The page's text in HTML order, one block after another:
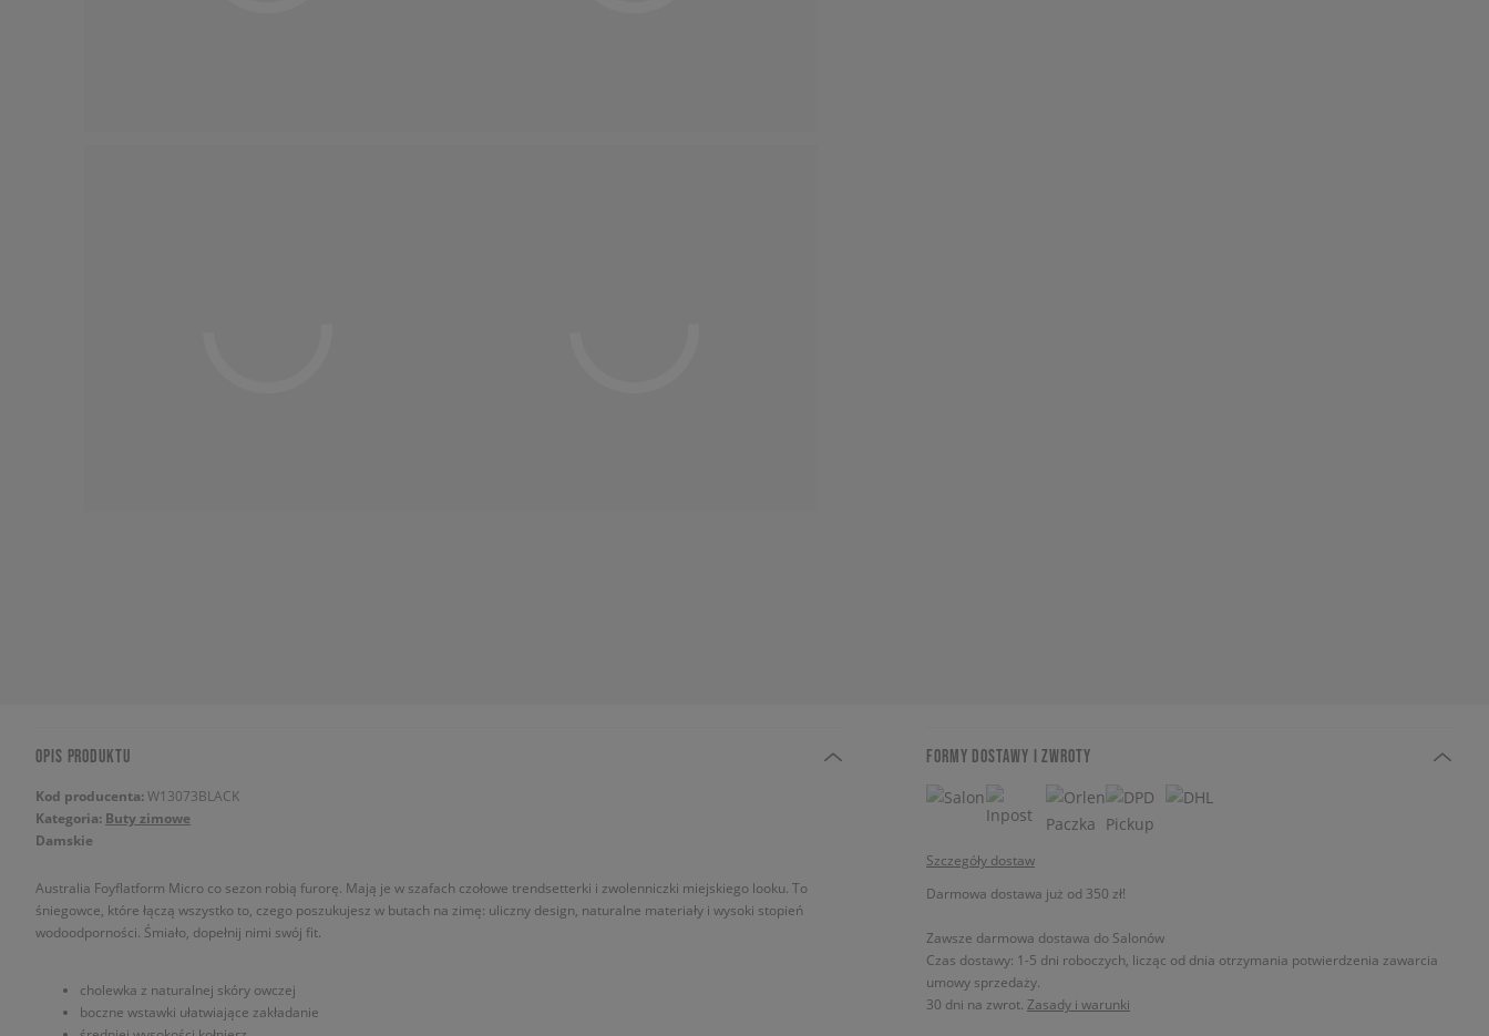
OPIS PRODUKTU
Kod producenta:W13073BLACK
Kategoria: Buty zimowe
Damskie
Australia Foyflatform Micro co sezon robią furorę. Mają je w szafach czołowe trendsetterki i zwolenniczki miejskiego looku. To
śniegowce, które łączą wszystko to, czego poszukujesz w butach na zimę: uliczny design, naturalne materiały i wysoki stopień
wodoodporności. Śmiało, dopełnij nimi swój fit.
cholewka z naturalnej skóry owczej
boczne wstawki ułatwiające zakładanie
FORMY DOSTAWY I ZWROTY
Szczegóły dostaw
Darmowa dostawa już od 350 zł!
Zawsze darmowa dostawa do Salonów
Czas dostawy: 1-5 dni roboczych, licząc od dnia otrzymania potwierdzenia zawarcia
umowy sprzedaży.
30 dni na zwrot. Zasady i warunki